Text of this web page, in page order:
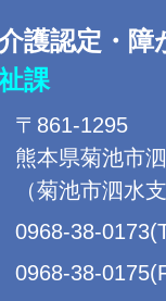
護認定・障
課
〒861-1295
熊本県菊池市
（菊池市泗水
0968-38-
0968-38-